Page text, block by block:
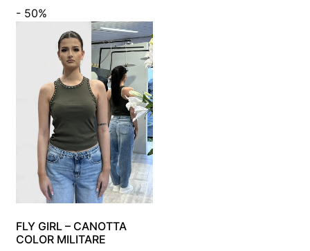
- 50%
FLY GIRL – CANOTTA
COLOR MILITARE